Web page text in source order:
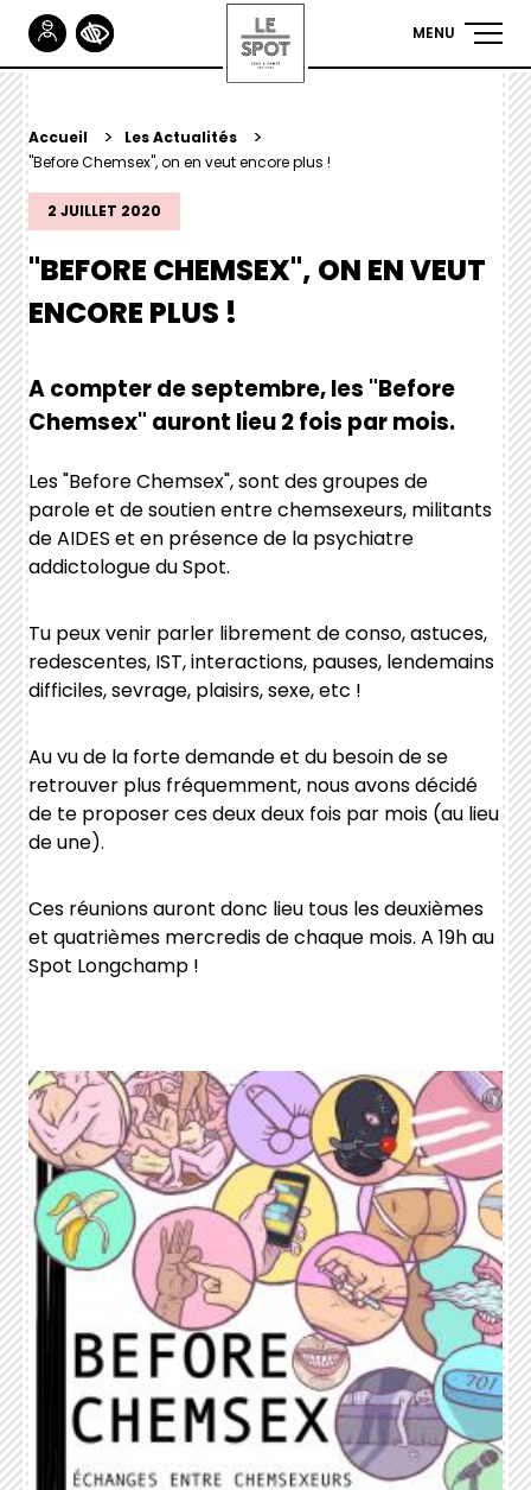
Aller
au
contenu
principal
MENU
YOU
ARE
HERE
Accueil
Les Actualités
"Before Chemsex", on en veut encore plus !
2 JUILLET 2020
"BEFORE CHEMSEX", ON EN VEUT
ENCORE PLUS !
A compter de septembre, les "Before
Chemsex" auront lieu 2 fois par mois.
Les "Before Chemsex", sont des groupes de
parole et de soutien entre chemsexeurs, militants
de AIDES et en présence de la psychiatre
addictologue du Spot.
Tu peux venir parler librement de conso, astuces,
redescentes, IST, interactions, pauses, lendemains
difficiles, sevrage, plaisirs, sexe, etc !
Au vu de la forte demande et du besoin de se
retrouver plus fréquemment, nous avons décidé
de te proposer ces deux deux fois par mois (au lieu
de une).
Ces réunions auront donc lieu tous les deuxièmes
et quatrièmes mercredis de chaque mois. A 19h au
Spot Longchamp !
Gestionnaire de Cookies